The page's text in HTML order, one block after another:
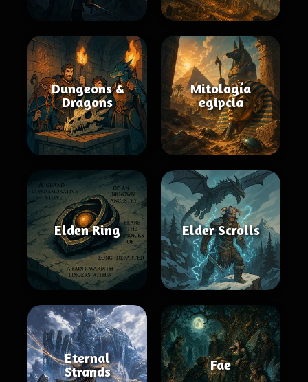
Dungeons &
Dragons
Mitología
egipcia
Elden Ring Elder Scrolls
Eternal
Strands
Fae